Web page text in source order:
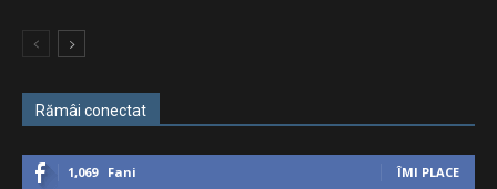
Rămâi conectat
1,069 Fani ÎMI PLACE